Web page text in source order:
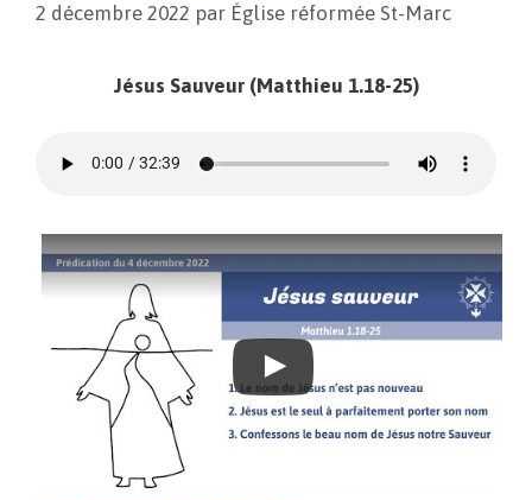
2 décembre 2022 par Église réformée St-Marc
Jésus Sauveur (Matthieu 1.18-25)